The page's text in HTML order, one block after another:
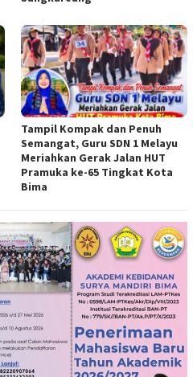
Tampil Kompak dan Penuh
Semangat, Guru SDN 1 Melayu
Meriahkan Gerak Jalan HUT
Pramuka ke-65 Tingkat Kota
Bima